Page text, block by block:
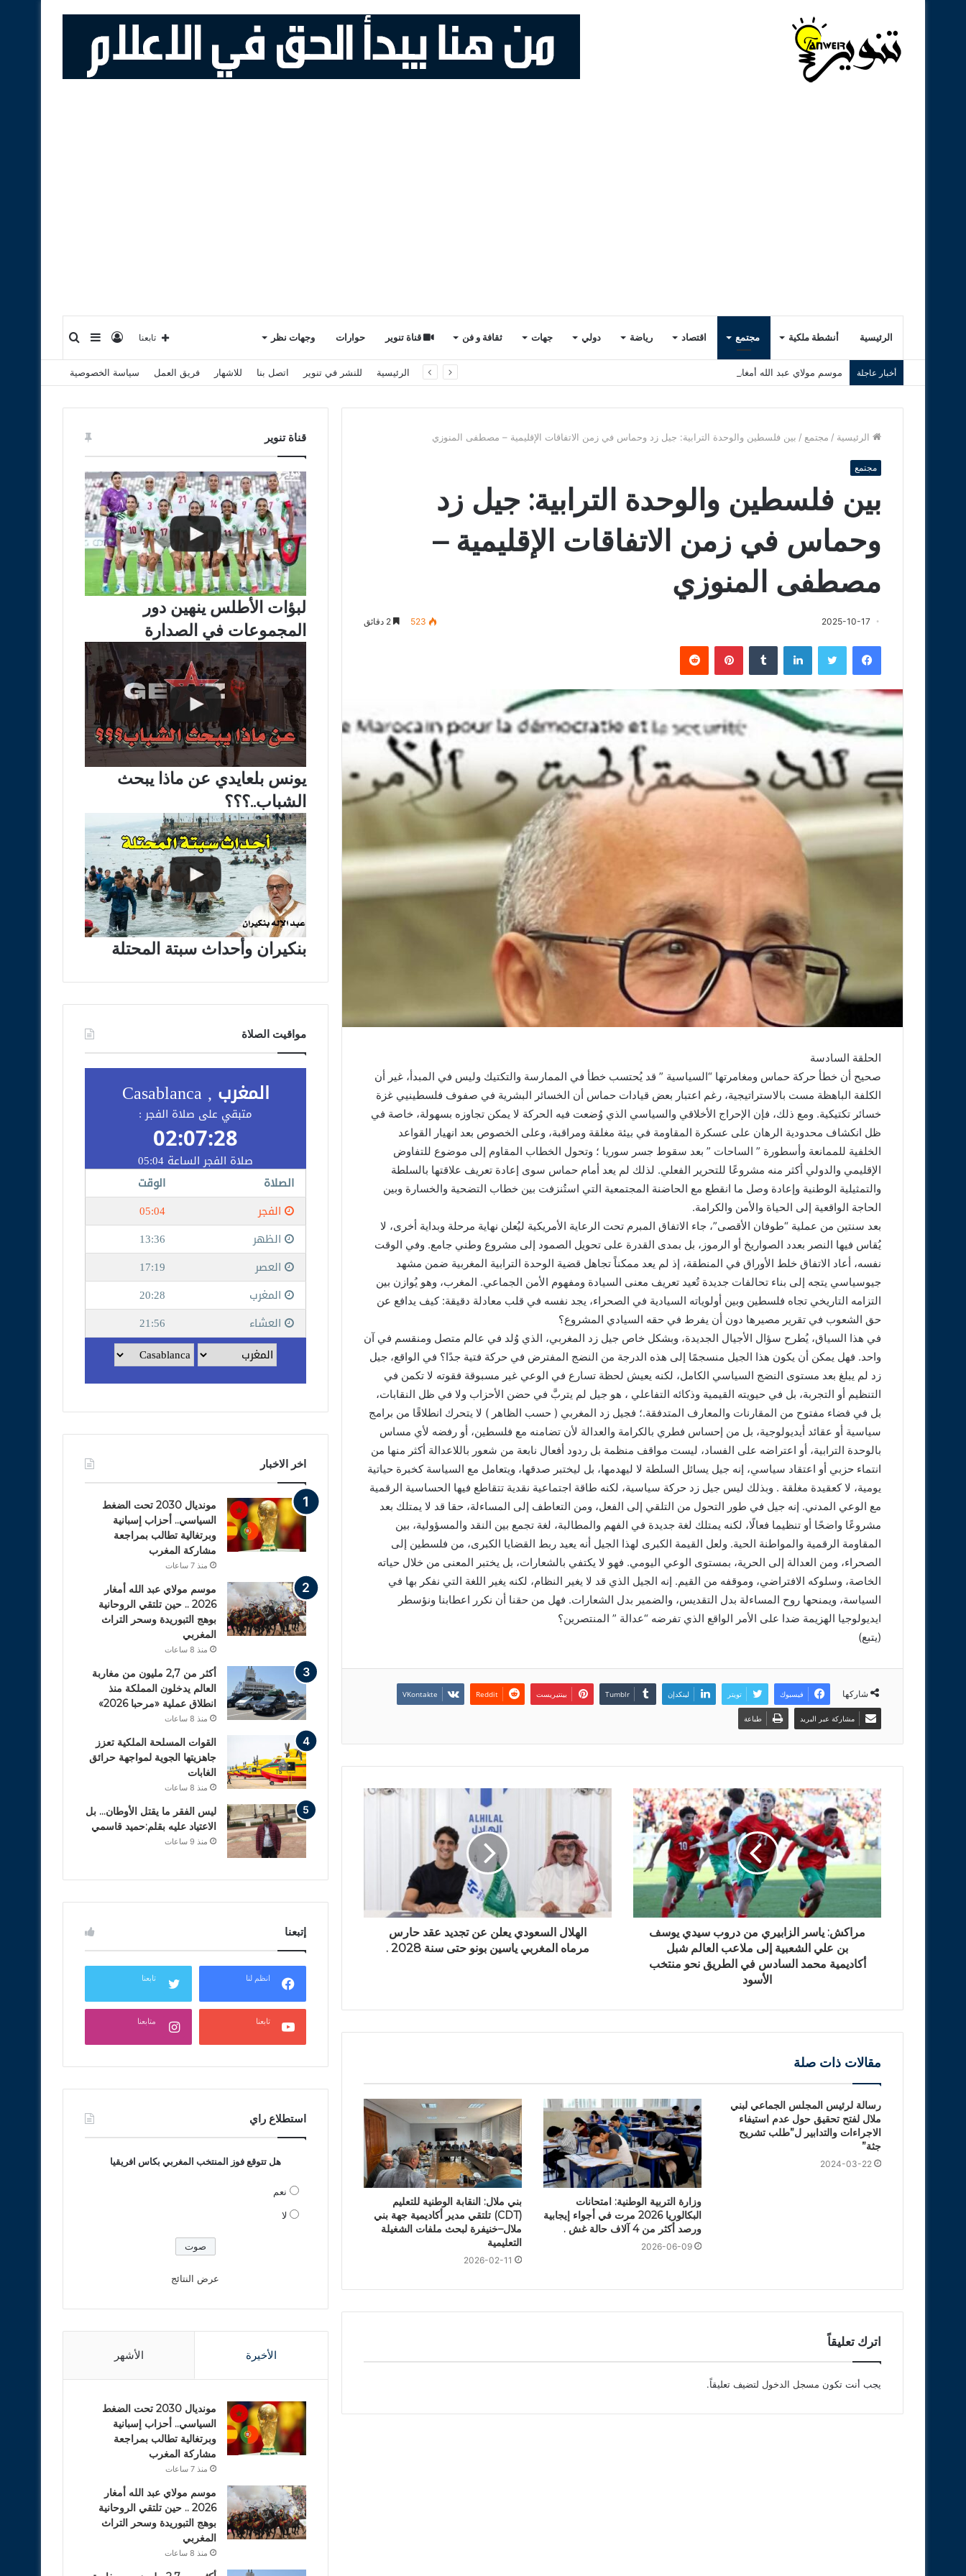
الرئيسية أنشطة ملكية مجتمع اقتصاد رياضة دولي جهات ثقافة و فن قناة تنوير حوارات وجهات نظر إضافة
عمود
تسجيل
الدخول
تابعنا
أخبار عاجلة موسم مولاي عبد الله أمغار 2026 .. حين تلتقي الروحانية بوهج التبوريدة وسحر التراث المغربي الرئيسية للنشر في تنوير اتصل بنا للاشهار فريق العمل سياسة الخصوصية
الرئيسية / مجتمع / بين فلسطين والوحدة الترابية: جيل زد وحماس في زمن الاتفاقات الإقليمية – مصطفى المنوزي
مجتمع
بين فلسطين والوحدة الترابية: جيل زد
وحماس في زمن الاتفاقات الإقليمية –
مصطفى المنوزي
2025-10-17
523
فيسبوك لينكدإن بينتيريست
الحلقة السادسة
صحيح أن خطأ حركة حماس ومغامرتها “السياسية ” قد يُحتسب خطأ في الممارسة والتكتيك وليس في المبدأ، غير أن
الكلفة الباهظة مست بالاستراتيجية، رغم اعتبار بعض قيادات حماس أن الخسائر البشرية في صفوف فلسطينيي غزة
خسائر تكتيكية. ومع ذلك، فإن الإحراج الأخلاقي والسياسي الذي وُضعت فيه الحركة لا يمكن تجاوزه بسهولة، خاصة في
ظل انكشاف محدودية الرهان على عسكرة المقاومة في بيئة مغلقة ومراقبة، وعلى الخصوص بعد انهيار القواعد
الخلفية للممانعة وأسطورة ” الساحات ” بعد سقوط جسر سوريا ؛ وتحول الخطاب المقاوم إلى موضوع للتفاوض
الإقليمي والدولي أكثر منه مشروعًا للتحرير الفعلي. لذلك لم يعد أمام حماس سوى إعادة تعريف علاقتها بالسلطة
والتمثيلية الوطنية وإعادة وصل ما انقطع مع الحاضنة المجتمعية التي استُنزفت بين خطاب التضحية والخسارة وبين
الحاجة الواقعية إلى الحياة والأمن والكرامة.
بعد سنتين من عملية “طوفان الأقصى”، جاء الاتفاق المبرم تحت الرعاية الأمريكية ليُعلن نهاية مرحلة وبداية أخرى، لا
يُقاس فيها النصر بعدد الصواريخ أو الرموز، بل بمدى القدرة على تحويل الصمود إلى مشروع وطني جامع. وفي الوقت
نفسه، أعاد الاتفاق خلط الأوراق في المنطقة، إذ لم يعد ممكناً تجاهل قضية الوحدة الترابية المغربية ضمن مشهد
جيوسياسي يتجه إلى بناء تحالفات جديدة تُعيد تعريف معنى السيادة ومفهوم الأمن الجماعي. المغرب، وهو يُوازن بين
التزامه التاريخي تجاه فلسطين وبين أولوياته السيادية في الصحراء، يجد نفسه في قلب معادلة دقيقة: كيف يدافع عن
حق الشعوب في تقرير مصيرها دون أن يفرط في حقه السيادي المشروع؟
في هذا السياق، يُطرح سؤال الأجيال الجديدة، وبشكل خاص جيل زد المغربي، الذي وُلد في عالم متصل ومنقسم في آن
واحد. فهل يمكن أن يكون هذا الجيل منسجمًا إلى هذه الدرجة من النضج المفترض في حركة فتية جدًا؟ في الواقع، جيل
زد لم يبلغ بعد مستوى النضج السياسي الكامل، لكنه يعيش لحظة تسارع في الوعي غير مسبوقة فقوته لا تكمن في
التنظيم أو التجربة، بل في حيويته القيمية وذكائه التفاعلي ، هو جيل لم يتربَّ في حضن الأحزاب ولا في ظل النقابات،
بل في فضاء مفتوح من المقارنات والمعارف المتدفقة.؛ فجيل زد المغربي ( حسب الظاهر ) لا يتحرك انطلاقًا من برامج
سياسية أو عقائد أيديولوجية، بل من إحساس فطري بالكرامة والعدالة لأن تضامنه مع فلسطين، أو رفضه لأي مساس
بالوحدة الترابية، أو اعتراضه على الفساد، ليست مواقف منظمة بل ردود أفعال نابعة من شعور باللاعدالة أكثر منها من
انتماء حزبي أو اعتقاد سياسي، إنه جيل يسائل السلطة لا ليهدمها، بل ليختبر صدقها، ويتعامل مع السياسة كخبرة حياتية
يومية، لا كعقيدة مغلقة . وبذلك ليس جيل زد حركة سياسية، لكنه طاقة اجتماعية نقدية تتقاطع فيها الحساسية الرقمية
مع الوعي المدني. إنه جيل في طور التحول من التلقي إلى الفعل، ومن التعاطف إلى المساءلة، حقا قد لا يمتلك بعد
مشروعًا واضحًا أو تنظيما فعالًا، لكنه يمتلك لغة جديدة في الفهم والمطالبة، لغة تجمع بين النقد والمسؤولية، بين
المقاومة الرقمية والمواطنة الحية. ولعل القيمة الكبرى لهذا الجيل أنه يعيد ربط القضايا الكبرى، من فلسطين إلى
الصحراء، ومن العدالة إلى الحرية، بمستوى الوعي اليومي. فهو لا يكتفي بالشعارات، بل يختبر المعنى من خلال حياته
الخاصة، وسلوكه الافتراضي، وموقفه من القيم. إنه الجيل الذي قد لا يغير النظام، لكنه يغير اللغة التي نفكر بها في
السياسة، ويمنحها روح المساءلة بدل التقديس، والضمير بدل الشعارات. فهل من حقنا أن نكرر اعطابنا ونؤسطر
ايديولوجيا الهزيمة ضدا على الأمر الواقع الذي تفرضه “عدالة ” المنتصرين؟
(يتبع)
شاركها فيسبوك تويتر لينكدإن بينتيريست
مشاركة عبر البريد طباعة
مراكش: ياسر الزابيري من دروب سيدي يوسف
بن علي الشعبية إلى ملاعب العالم شبل
أكاديمية محمد السادس في الطريق نحو منتخب
الأسود
الهلال السعودي يعلن عن تجديد عقد حارس
مرماه المغربي ياسين بونو حتى سنة 2028 .
مقالات ذات صلة
رسالة لرئيس المجلس الجماعي لبني
ملال لفتح تحقيق حول عدم استيفاء
الاجراءات والتدابير ل”طلب تشريح
جثة”
2024-03-22
وزارة التربية الوطنية: امتحانات
البكالوريا 2026 مرت في أجواء إيجابية
ورصد أكثر من 4 آلاف حالة غش .
2026-06-09
بني ملال: النقابة الوطنية للتعليم
(CDT) تلتقي مدير أكاديمية جهة بني
ملال–خنيفرة لبحث ملفات الشغيلة
التعليمية
2026-02-11
اترك تعليقاً
يجب أنت تكون مسجل الدخول لتضيف تعليقاً.
قناة تنوير
لبؤات الأطلس ينهين دور
المجموعات في الصدارة
يونس بلعايدي عن ماذا يبحث
الشباب..؟؟؟
بنكيران وأحداث سبتة المحتلة
مواقيت الصلاة
اخر الاخبار
مونديال 2030 تحت الضغط
السياسي.. أحزاب إسبانية
وبرتغالية تطالب بمراجعة
مشاركة المغرب
منذ 7 ساعات
موسم مولاي عبد الله أمغار
2026 .. حين تلتقي الروحانية
بوهج التبوريدة وسحر التراث
المغربي
منذ 8 ساعات
أكثر من 2,7 مليون من مغاربة
العالم يدخلون المملكة منذ
انطلاق عملية «مرحبا 2026»
منذ 8 ساعات
القوات المسلحة الملكية تعزز
جاهزيتها الجوية لمواجهة حرائق
الغابات
منذ 8 ساعات
ليس الفقر ما يقتل الأوطان… بل
الاعتياد عليه بقلم:حميد قاسمي
منذ 9 ساعات
إتبعنا
انظم لنا تابعنا
تابعنا متابعنا
استطلاع راي
هل تتوقع فوز المنتخب المغربي بكاس افريقيا
نعم
لا
عرض النتائج
الأخيرة الأشهر
مونديال 2030 تحت الضغط
السياسي.. أحزاب إسبانية
وبرتغالية تطالب بمراجعة
مشاركة المغرب
منذ 7 ساعات
موسم مولاي عبد الله أمغار
2026 .. حين تلتقي الروحانية
بوهج التبوريدة وسحر التراث
المغربي
منذ 8 ساعات